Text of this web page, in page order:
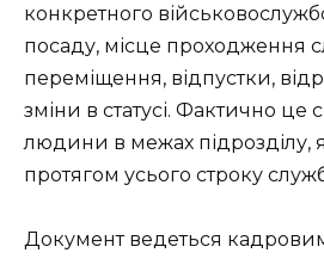
конкретного
посаду, місце проходження
переміщення, відпустки,
зміни в статусі. Фактично це
людини в межах підрозділу,
протягом усього строку
Документ ведеться